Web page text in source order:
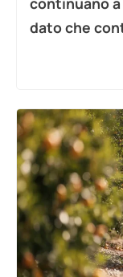
dato che